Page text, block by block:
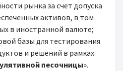
рынка за счет допуска
активов, в том
в иностранной валюте;
базы для тестирования
и решений в рамках
песочницы».